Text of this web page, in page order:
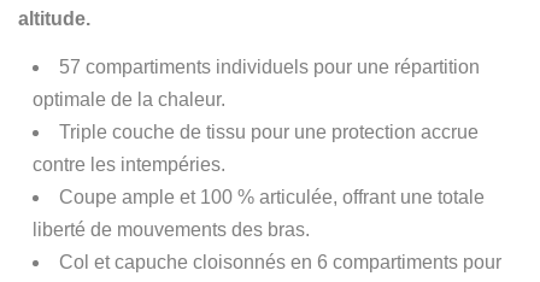
altitude.
57 compartiments individuels pour une répartition
optimale de la chaleur.
Triple couche de tissu pour une protection accrue
contre les intempéries.
Coupe ample et 100 % articulée, offrant une totale
liberté de mouvements des bras.
Col et capuche cloisonnés en 6 compartiments pour